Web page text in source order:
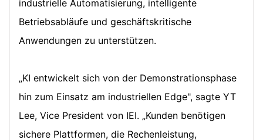
industrielle Automatisierung, intelligente
Betriebsabläufe und geschäftskritische
Anwendungen zu unterstützen.
„KI entwickelt sich von der Demonstrationsphase
hin zum Einsatz am industriellen Edge", sagte YT
Lee, Vice President von IEI. „Kunden benötigen
sichere Plattformen, die Rechenleistung,